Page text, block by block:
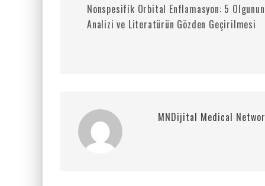
Nonspesifik Orbital Enflamasyon: 5 Olgunun
Analizi ve Literatürün Gözden Geçirilmesi
MNDijital Medical